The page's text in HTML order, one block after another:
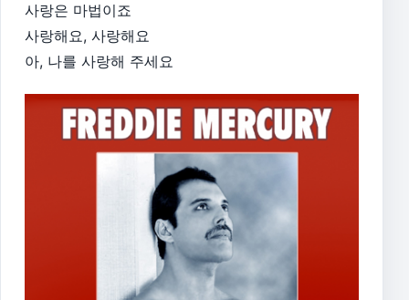
사랑은 마법이죠
사랑해요, 사랑해요
아, 나를 사랑해 주세요